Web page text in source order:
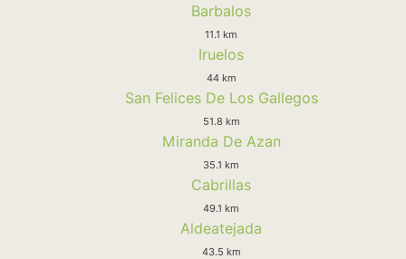
Barbalos
11.1 km
Iruelos
44 km
San Felices De Los Gallegos
51.8 km
Miranda De Azan
35.1 km
Cabrillas
49.1 km
Aldeatejada
43.5 km